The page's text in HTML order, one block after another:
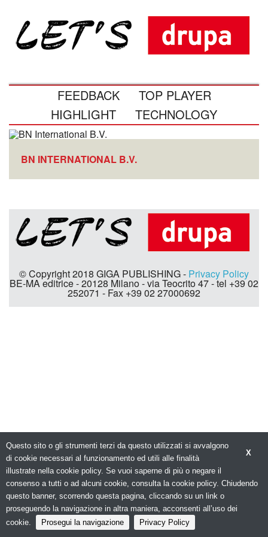
FEEDBACK
TOP PLAYER
HIGHLIGHT
TECHNOLOGY
BN INTERNATIONAL B.V.
© Copyright 2018 GIGA PUBLISHING - Privacy Policy
BE-MA editrice - 20128 Milano - via Teocrito 47 - tel +39 02
252071 - Fax +39 02 27000692
X
Questo sito o gli strumenti terzi da questo utilizzati si avvalgono
di cookie necessari al funzionamento ed utili alle finalità
illustrate nella cookie policy. Se vuoi saperne di più o negare il
consenso a tutti o ad alcuni cookie, consulta la cookie policy. Chiudendo
questo banner, scorrendo questa pagina, cliccando su un link o
proseguendo la navigazione in altra maniera, acconsenti all’uso dei
cookie.
Prosegui la navigazione Privacy Policy